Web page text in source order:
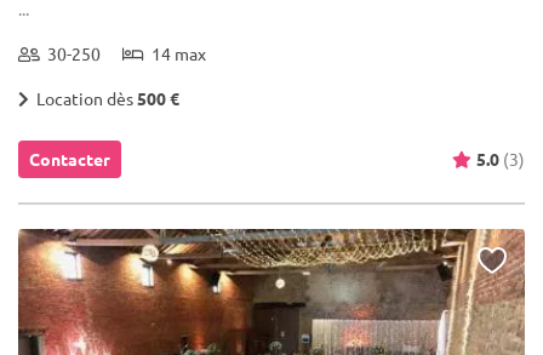
30-250 14 max
Location dès 500 €
Contacter 5.0 (3)